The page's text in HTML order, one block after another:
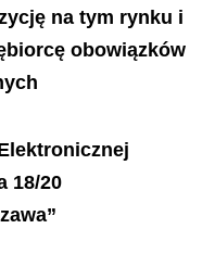
na tym rynku i
obowiązków
18/20